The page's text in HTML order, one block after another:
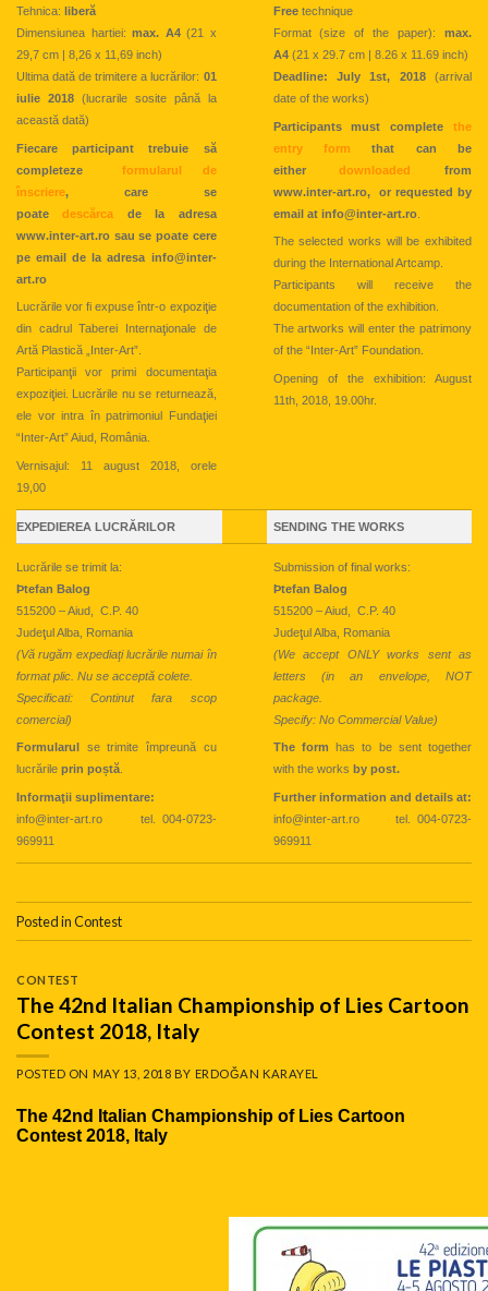
Tehnica: liberă
Dimensiunea hartiei: max. A4(21 x
29,7 cm | 8,26 x 11,69 inch)
Ultima dată de trimitere a lucrărilor: 01
iulie 2018(lucrarile sosite până la
această dată)
Fiecare participant trebuie să
completezeformularul de
înscriere, care se
poatedescărca de la adresa
www.inter-art.ro sau se poate cere
pe email de la adresa info@inter-
art.ro
Lucrările vor fi expuse într-o expoziţie
din cadrul Taberei Internaţionale de
Artă Plastică „Inter-Art”.
Participanţii vor primi documentaţia
expoziţiei. Lucrările nu se returnează,
ele vor intra în patrimoniul Fundaţiei
“Inter-Art” Aiud, România.
Vernisajul: 11 august 2018, orele
19,00
Freetechnique
Format (size of the paper): max.
A4(21 x 29.7 cm | 8.26 x 11.69 inch)
Deadline: July 1st, 2018 (arrival
date of the works)
Participants must complete the
entry form that can be
eitherdownloaded
from
www.inter-art.ro, or requested by
email at info@inter-art.ro.
The selected works will be exhibited
during the International Artcamp.
Participants will receive the
documentation of the exhibition.
The artworks will enter the patrimony
of the “Inter-Art” Foundation.
Opening of the exhibition: August
11th, 2018, 19.00hr.
EXPEDIEREA LUCRĂRILOR SENDING THE WORKS
Lucrările se trimit la:
Þtefan Balog
515200 – Aiud, C.P. 40
Judeţul Alba, Romania
(Vă rugăm expediaţi lucrările numai în
format plic. Nu se acceptă colete.
Specificati: Continut fara scop
comercial)
Formularul se trimite împreună cu
lucrările prin poștă
Informaţii suplimentare:
info@inter-art.ro tel. 004-0723-
969911
Submission of final works:
Þtefan Balog
515200 – Aiud, C.P. 40
Judeţul Alba, Romania
(We accept ONLY works sent as
letters (in an envelope, NOT
package.
Specify: No Commercial Value)
The form has to be sent together
with the works by post.
Further information and details at:
info@inter-art.ro tel. 004-0723-
969911
Posted inContest
CONTEST
The 42nd Italian Championship of Lies Cartoon
Contest 2018, Italy
POSTED ON MAY 13, 2018 BY ERDOĞAN KARAYEL
The 42nd Italian Championship of Lies Cartoon
Contest 2018, Italy